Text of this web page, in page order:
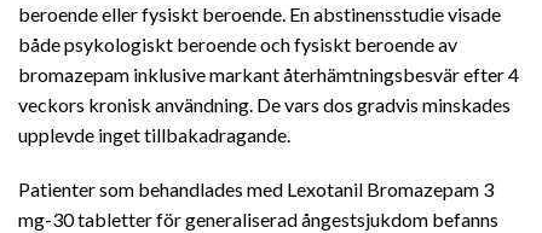
beroende eller fysiskt beroende. En abstinensstudie visade
både psykologiskt beroende och fysiskt beroende av
bromazepam inklusive markant återhämtningsbesvär efter 4
veckors kronisk användning. De vars dos gradvis minskades
upplevde inget tillbakadragande.
Patienter som behandlades med Lexotanil Bromazepam 3
mg-30 tabletter för generaliserad ångestsjukdom befanns